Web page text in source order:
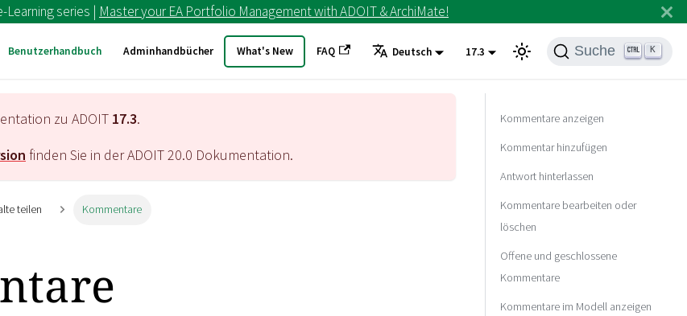
Learning series | Master your EA Portfolio Management with ADOIT & ArchiMate!
Benutzerhandbuch Adminhandbücher What's New FAQ Deutsch 17.3 Suche K
zu ADOIT 17.3.
finden Sie in der ADOIT20.0 Dokumentation.
teilen Kommentare
Kommentare anzeigen
Kommentar hinzufügen
Antwort hinterlassen
Kommentare bearbeiten oder
löschen
Offene und geschlossene
Kommentare
Kommentare im Modell anzeigen